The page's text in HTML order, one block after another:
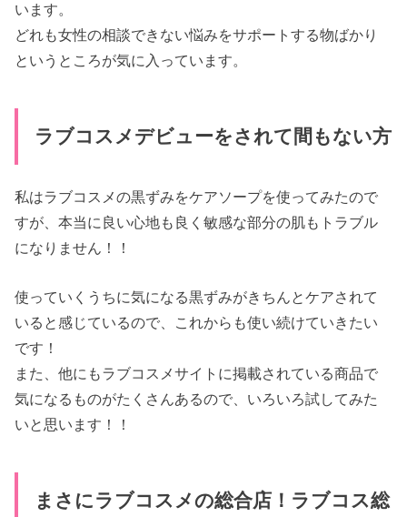
います。
どれも女性の相談できない悩みをサポートする物ばかり
というところが気に入っています。
ラブコスメデビューをされて間もない方
私はラブコスメの黒ずみをケアソープを使ってみたので
すが、本当に良い心地も良く敏感な部分の肌もトラブル
になりません！！
使っていくうちに気になる黒ずみがきちんとケアされて
いると感じているので、これからも使い続けていきたい
です！
また、他にもラブコスメサイトに掲載されている商品で
気になるものがたくさんあるので、いろいろ試してみた
いと思います！！
まさにラブコスメの総合店！ラブコス総